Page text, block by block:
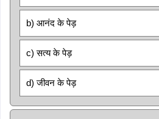
b) आनंद के पेड़
c) सत्य के पेड़
d) जीवन के पेड़